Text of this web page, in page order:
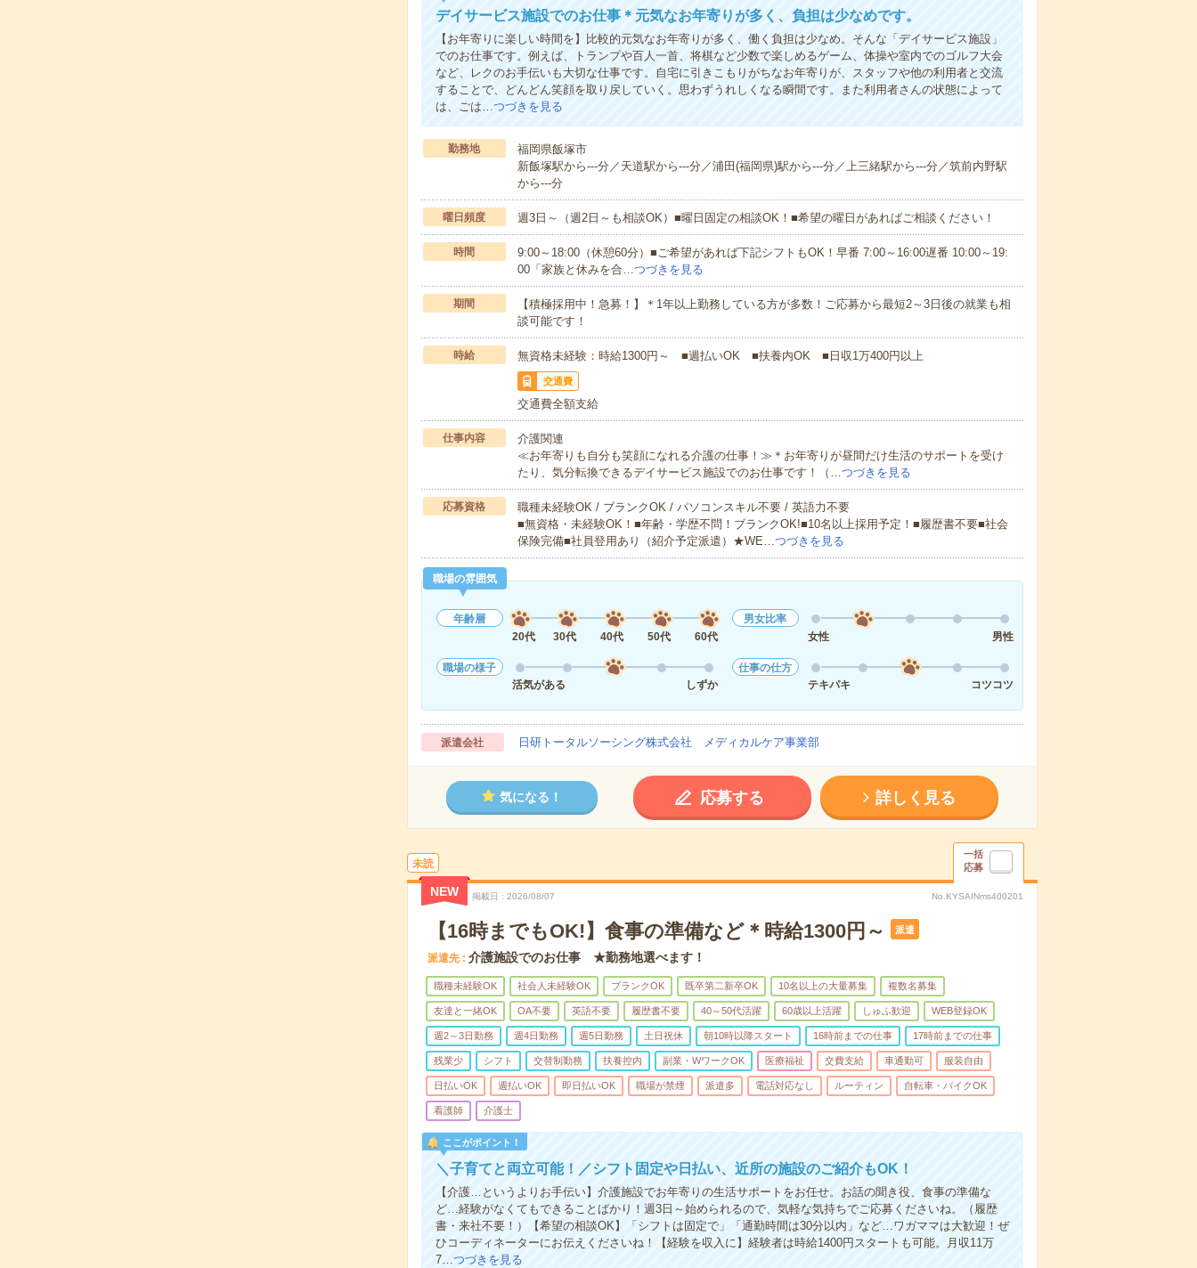
デイサービス施設でのお仕事＊元気なお年寄りが多く、負担は少なめです。
【お年寄りに楽しい時間を】比較的元気なお年寄りが多く、働く負担は少なめ。そんな「デイサービス施設」
でのお仕事です。例えば、トランプや百人一首、将棋など少数で楽しめるゲーム、体操や室内でのゴルフ大会
など、レクのお手伝いも大切な仕事です。自宅に引きこもりがちなお年寄りが、スタッフや他の利用者と交流
することで、どんどん笑顔を取り戻していく。思わずうれしくなる瞬間です。また利用者さんの状態によって
は、ごは…つづきを見る
勤務地
福岡県飯塚市
新飯塚駅から---分／天道駅から---分／浦田(福岡県)駅から---分／上三緒駅から---分／筑前内野駅
から---分
曜日頻度 週3日～（週2日～も相談OK）■曜日固定の相談OK！■希望の曜日があればご相談ください！
時間
9:00～18:00（休憩60分）■ご希望があれば下記シフトもOK！早番 7:00～16:00遅番 10:00～19:
00「家族と休みを合…つづきを見る
期間
【積極採用中！急募！】＊1年以上勤務している方が多数！ご応募から最短2～3日後の就業も相
談可能です！
時給 無資格未経験：時給1300円～ ■週払いOK ■扶養内OK ■日収1万400円以上
交通費
交通費全額支給
仕事内容
介護関連
≪お年寄りも自分も笑顔になれる介護の仕事！≫＊お年寄りが昼間だけ生活のサポートを受け
たり、気分転換できるデイサービス施設でのお仕事です！（…つづきを見る
応募資格
職種未経験OK / ブランクOK / パソコンスキル不要 / 英語力不要
■無資格・未経験OK！■年齢・学歴不問！ブランクOK!■10名以上採用予定！■履歴書不要■社会
保険完備■社員登用あり（紹介予定派遣）★WE…つづきを見る
職場の雰囲気
年齢層
20代
30代 40代 50代 60代
男女比率
女性
男性
職場の様子
活気がある
しずか
仕事の仕方
テキパキ
コツコツ
派遣会社 日研トータルソーシング株式会社 メディカルケア事業部
気になる！ 応募する 詳しく見る
未読
一括
応募
NEW 掲載日 2026/08/07 No.KYSAINms400201
【16時までもOK!】食事の準備など＊時給1300円～ 派遣
派遣先 介護施設でのお仕事 ★勤務地選べます！
職種未経験OK 社会人未経験OK ブランクOK 既卒第二新卒OK 10名以上の大量募集 複数名募集
友達と一緒OK OA不要 英語不要 履歴書不要 40～50代活躍 60歳以上活躍 しゅふ歓迎 WEB登録OK
週2～3日勤務 週4日勤務 週5日勤務 土日祝休 朝10時以降スタート 16時前までの仕事 17時前までの仕事
残業少 シフト 交替制勤務 扶養控内 副業・WワークOK 医療福祉 交費支給 車通勤可 服装自由
日払いOK 週払いOK 即日払いOK 職場が禁煙 派遣多 電話対応なし ルーティン 自転車・バイクOK
看護師 介護士
ここがポイント！
＼子育てと両立可能！／シフト固定や日払い、近所の施設のご紹介もOK！
【介護…というよりお手伝い】介護施設でお年寄りの生活サポートをお任せ。お話の聞き役、食事の準備な
ど…経験がなくてもできることばかり！週3日～始められるので、気軽な気持ちでご応募くださいね。（履歴
書・来社不要！）【希望の相談OK】「シフトは固定で」「通勤時間は30分以内」など…ワガママは大歓迎！ぜ
ひコーディネーターにお伝えくださいね！【経験を収入に】経験者は時給1400円スタートも可能。月収11万
7…つづきを見る